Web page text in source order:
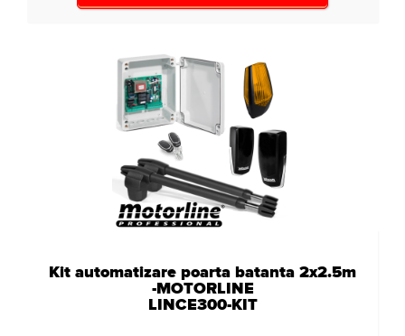
Kit automatizare poarta batanta 2x2.5m
-MOTORLINE
LINCE300-KIT